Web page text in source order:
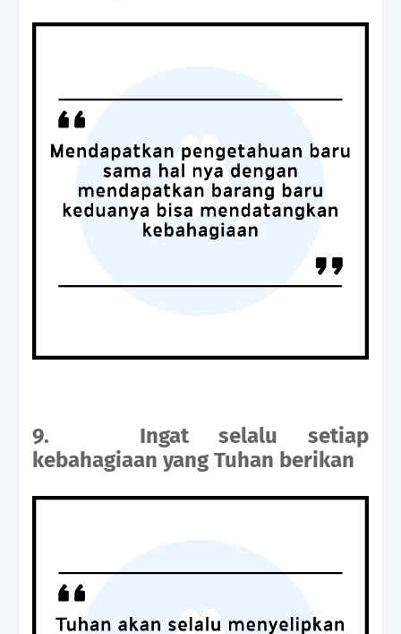
9. Ingat selalu setiap
kebahagiaan yang Tuhan berikan